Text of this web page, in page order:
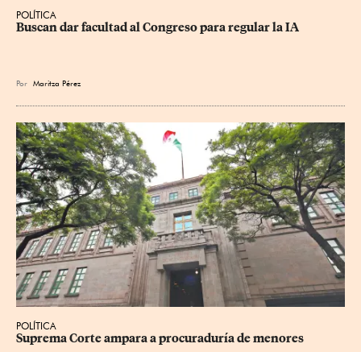
POLÍTICA
Buscan dar facultad al Congreso para regular la IA
Por Maritza Pérez
POLÍTICA
Suprema Corte ampara a procuraduría de menores